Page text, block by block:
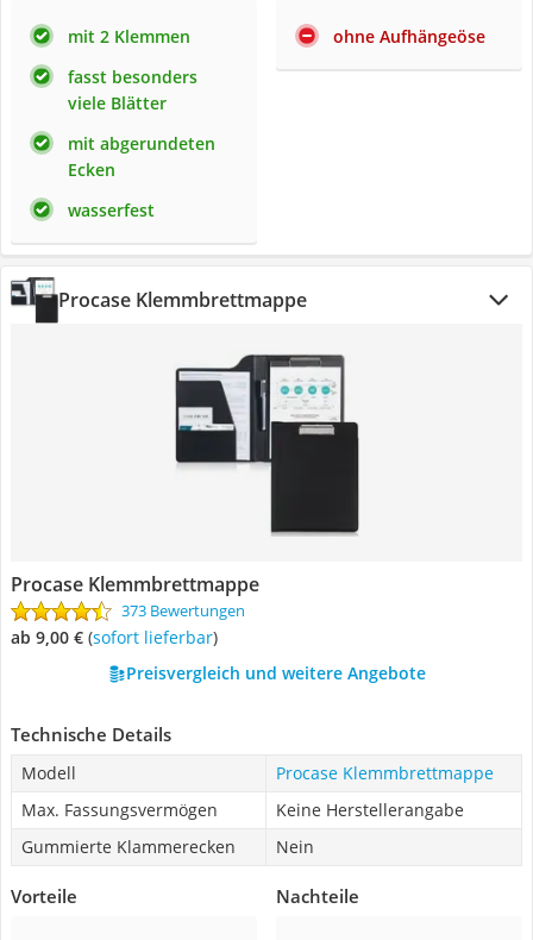
mit 2 Klemmen
fasst besonders
viele Blätter
mit abgerundeten
Ecken
wasserfest
ohne Aufhängeöse
Procase Klemmbrettmappe
Procase Klemmbrettmappe
373 Bewertungen
ab 9,00 € ( Sofort lieferbar)
Preisvergleich und weitere Angebote
Technische Details
Modell
Procase Klemmbrettmappe
Max. Fassungsvermögen
Keine Herstellerangabe
Gummierte Klammerecken
Nein
Vorteile Nachteile